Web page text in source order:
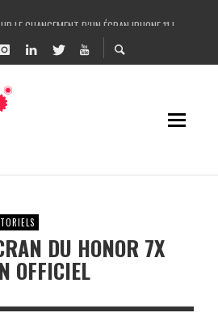
LE CHANGEMENT D’UN ÉCRAN IPHONE 11 !
PANNE SUR IPHONE FACILEMENT ET LA RÉPARER ?
X / CHANGER LA VITRE ARRIÈRE DE L’IPHONE
PROTECTION ANTI-CASSE HYDROGEL – ROCK SPACE
DU HONOR 7X
OFFICIEL